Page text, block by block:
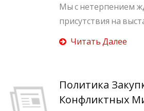
Мы с нетерпением
присутствия на
Читать Далее
Политика
Конфликтных